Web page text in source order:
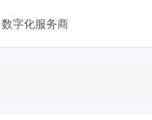
数字化服务商